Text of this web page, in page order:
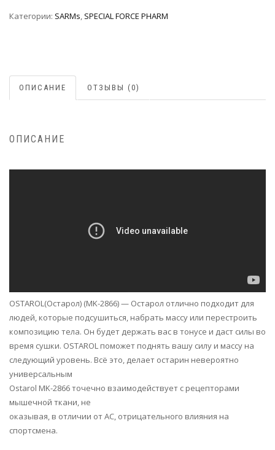
Категории: SARMs, SPECIAL FORCE PHARM
ОПИСАНИЕ ОТЗЫВЫ (0)
ОПИСАНИЕ
OSTAROL(Остарол) (MK-2866) — Остарол отлично подходит для
людей, которые подсушиться, набрать массу или перестроить
композицию тела. Он будет держать вас в тонусе и даст силы во
время сушки. OSTAROL поможет поднять вашу силу и массу на
следующий уровень. Всё это, делает остарин невероятно
универсальным
Ostarol MK-2866 точечно взаимодействует с рецепторами
мышечной ткани, не
оказывая, в отличии от АС, отрицательного влияния на
спортсмена.